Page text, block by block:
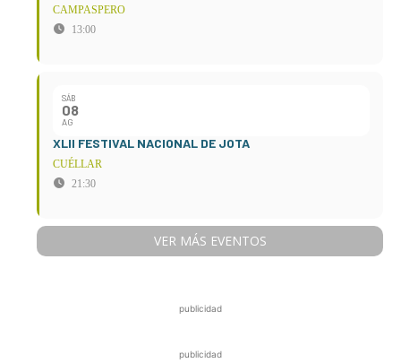
CAMPASPERO
13:00
SÁB
08
AG
XLII FESTIVAL NACIONAL DE JOTA
CUÉLLAR
21:30
VER MÁS EVENTOS
publicidad
publicidad